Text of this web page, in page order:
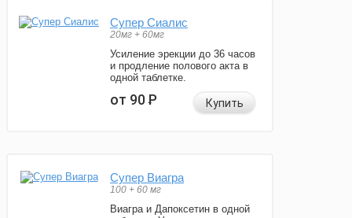
Супер Сиалис
20мг + 60мг
Усиление эрекции до 36 часов
и продление полового акта в
одной таблетке.
от 90Р Купить
Супер Виагра
100 + 60 мг
Виагра и Дапоксетин в одной